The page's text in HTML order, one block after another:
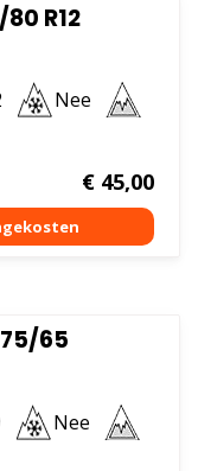
R12
Nee
€45,00
65
Nee